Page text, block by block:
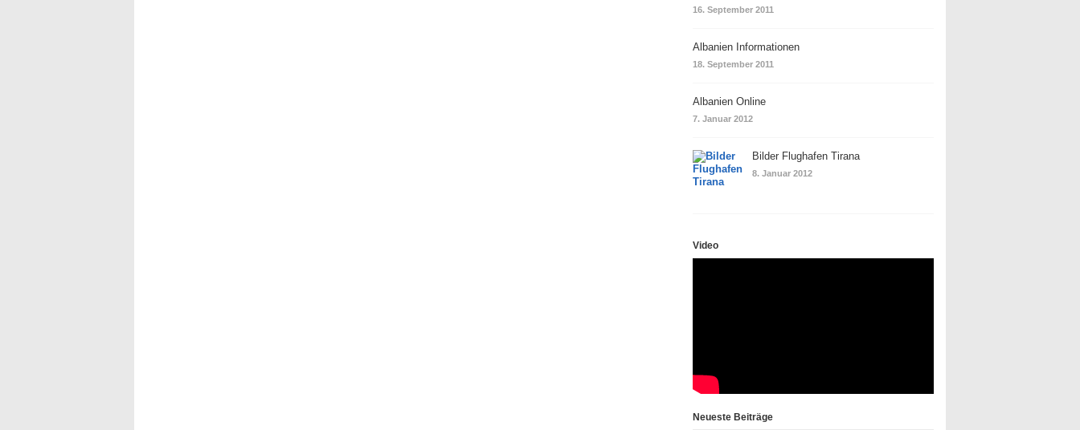
16. September 2011
Albanien Informationen
18. September 2011
Albanien Online
7. Januar 2012
Bilder Flughafen Tirana
8. Januar 2012
Video
Neueste Beiträge